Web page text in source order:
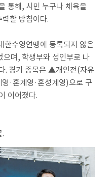
통해, 시민 누구나 체육을
할 방침이다.
한수영연맹에 등록되지 않은
으며, 학생부와 성인부로 나
. 경기 종목은 ▲개인전(자유
·혼계영·혼성계영)으로 구
이어졌다.
.